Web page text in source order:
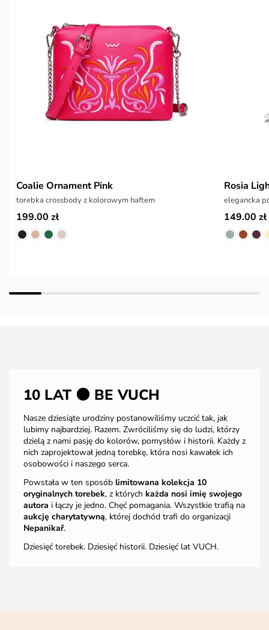
Coalie Ornament Pink
torebka crossbody z kolorowym haftem
199.00 zł
Rosia
elegancka
149.00 zł
10 LAT ⚫️ BE VUCH
Nasze dziesiąte urodziny postanowiliśmy uczcić tak, jak
lubimy najbardziej. Razem. Zwróciliśmy się do ludzi, którzy
dzielą z nami pasję do kolorów, pomysłów i historii. Każdy z
nich zaprojektował jedną torebkę, która nosi kawałek ich
osobowości i naszego serca.
Powstała w ten sposób limitowana kolekcja 10
oryginalnych torebek, z których każda nosi imię swojego
autora i łączy je jedno. Chęć pomagania. Wszystkie trafią na
aukcję charytatywną, której dochód trafi do organizacji
Nepanikař.
Dziesięć torebek. Dziesięć historii. Dziesięć lat VUCH.